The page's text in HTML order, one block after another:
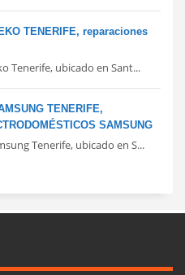
TENERIFE, reparaciones
Tenerife, ubicado en Sant...
TENERIFE,
SAMSUNG
Tenerife, ubicado en S...